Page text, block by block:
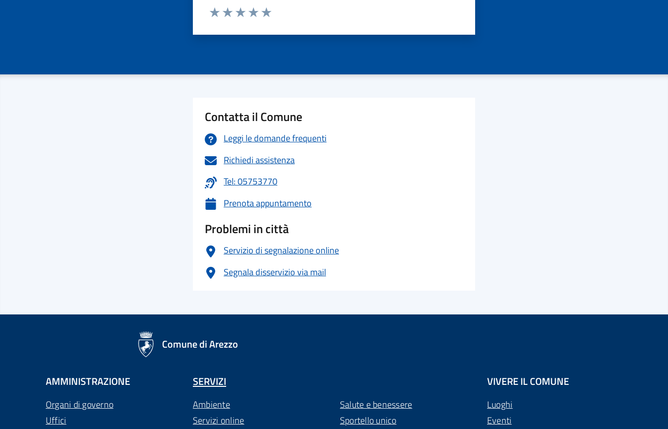
Valuta da 1 a 5 stelle la pagina
Contatta il Comune
Leggi le domande frequenti
Richiedi assistenza
Tel: 05753770
Prenota appuntamento
Problemi in città
Servizio di segnalazione online
Segnala disservizio via mail
Comune di Arezzo
AMMINISTRAZIONE
Organi di governo
Uffici
SERVIZI
Ambiente
Servizi online
Salute e benessere
Sportello unico
VIVERE IL COMUNE
Luoghi
Eventi